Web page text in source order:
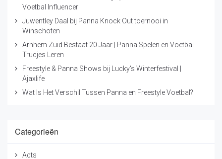
Voetbal Influencer
Juwentley Daal bij Panna Knock Out toernooi in
Winschoten
Arnhem Zuid Bestaat 20 Jaar | Panna Spelen en Voetbal
Trucjes Leren
Freestyle & Panna Shows bij Lucky's Winterfestival |
Ajaxlife
Wat Is Het Verschil Tussen Panna en Freestyle Voetbal?
Categorieën
Acts